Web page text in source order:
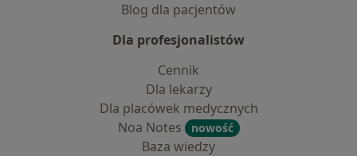
Blog dla pacjentów
Dla profesjonalistów
Cennik
Dla lekarzy
Dla placówek medycznych
Noa Notes
nowość
Baza wiedzy